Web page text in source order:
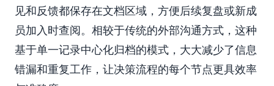
见和反馈都保存在文档区域，方便后续复盘或新成
员加入时查阅。相较于传统的外部沟通方式，这种
基于单一记录中心化归档的模式，大大减少了信息
错漏和重复工作，让决策流程的每个节点更具效率